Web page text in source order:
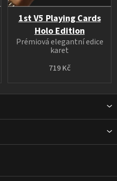
1st V5 Playing Cards
Holo Edition
719 Kč
Prémiová elegantní edice
karet